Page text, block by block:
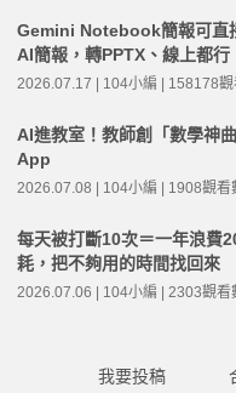
Gemini Notebook簡報可直
AI簡報，轉PPTX、線上都行
2026.07.17 | 104小編 | 158178
AI進教室！教師創「數學神
App
2026.07.08 | 104小編 | 1908觀看
每天被打斷10次＝一年浪費
耗，把不夠用的時間找回來
2026.07.06 | 104小編 | 2303觀看
我要投稿